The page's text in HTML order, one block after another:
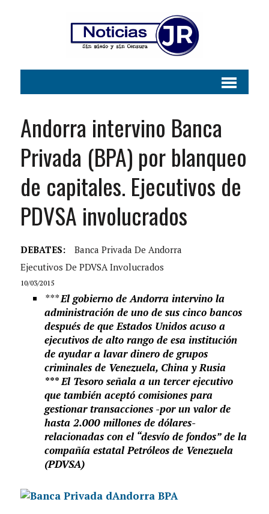
Andorra intervino Banca
Privada (BPA) por blanqueo
de capitales. Ejecutivos de
PDVSA involucrados
DEBATES:
Banca Privada De Andorra
Ejecutivos De PDVSA Involucrados
10/03/2015
***El gobierno de Andorra intervino la
administración de uno de sus cinco bancos
después de que Estados Unidos acuso a
ejecutivos de alto rango de esa institución
de ayudar a lavar dinero de grupos
criminales de Venezuela, China y Rusia
*** El Tesoro señala a un tercer ejecutivo
que también aceptó comisiones para
gestionar transacciones -por un valor de
hasta 2.000 millones de dólares-
relacionadas con el “desvío de fondos” de la
compañía estatal Petróleos de Venezuela
(PDVSA)